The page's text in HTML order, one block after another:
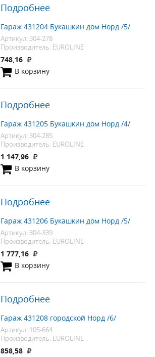
Подробнее
Гараж 431204 Букашкин дом Норд /5/
Артикул: 304-278
Производитель: EUROLINE
748,16
В корзину
Подробнее
Гараж 431205 Букашкин дом Норд /4/
Артикул: 304-285
Производитель: EUROLINE
1 147,96
В корзину
Подробнее
Гараж 431206 Букашкин дом Норд /5/
Артикул: 304-339
Производитель: EUROLINE
1 777,16
В корзину
Подробнее
Гараж 431208 городской Норд /6/
Артикул: 105-664
Производитель: EUROLINE
858,58